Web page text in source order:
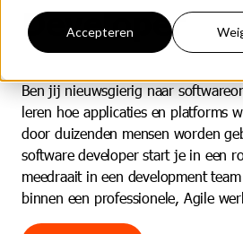
Accepteren
Developer
Ben jij nieuwsgierig naar
leren hoe applicaties en platforms
door duizenden mensen worden
software developer start je in een
meedraait in een development
binnen een professionele, Agile